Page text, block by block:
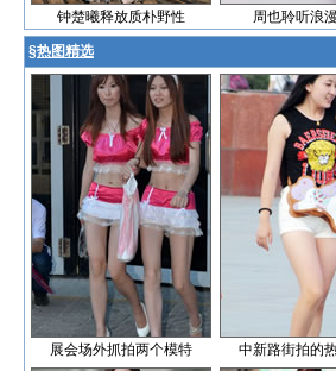
钟楚曦释放质朴野性 周也聆听浪
§热图精选
展会场外抓拍两个模特 中新路街拍的